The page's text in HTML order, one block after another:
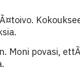
Moni povasi,